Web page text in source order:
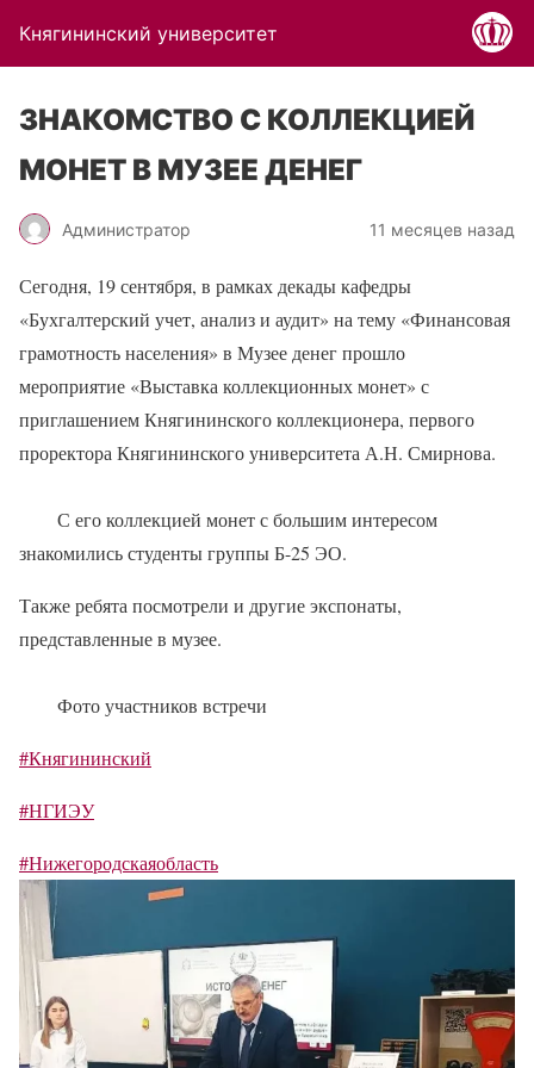
Княгининский университет
ЗНАКОМСТВО С КОЛЛЕКЦИЕЙ
МОНЕТ В МУЗЕЕ ДЕНЕГ
Администратор 11 месяцев назад
Сегодня, 19 сентября, в рамках декады кафедры
«Бухгалтерский учет, анализ и аудит» на тему «Финансовая
грамотность населения» в Музее денег прошло
мероприятие «Выставка коллекционных монет» с
приглашением Княгининского коллекционера, первого
проректора Княгининского университета А.Н. Смирнова.
С его коллекцией монет с большим интересом
знакомились студенты группы Б-25 ЭО.
Также ребята посмотрели и другие экспонаты,
представленные в музее.
Фото участников встречи
#Княгининский
#НГИЭУ
#Нижегородскаяобласть